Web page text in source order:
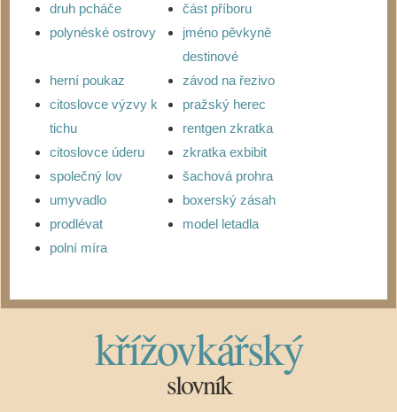
druh pcháče
část příboru
polynéské ostrovy
jméno pěvkyně
destinové
herní poukaz
závod na řezivo
citoslovce výzvy k
tichu
pražský herec
rentgen zkratka
citoslovce úderu
zkratka exbibit
společný lov
šachová prohra
umyvadlo
boxerský zásah
prodlévat
model letadla
polní míra
křížovkářský
slovník